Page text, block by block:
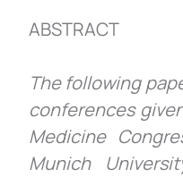
ABSTRACT
The following
conferences
Medicine
Munich